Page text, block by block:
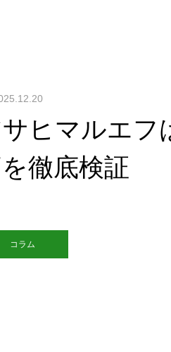
ヒマルエフ
徹底検証
コラム